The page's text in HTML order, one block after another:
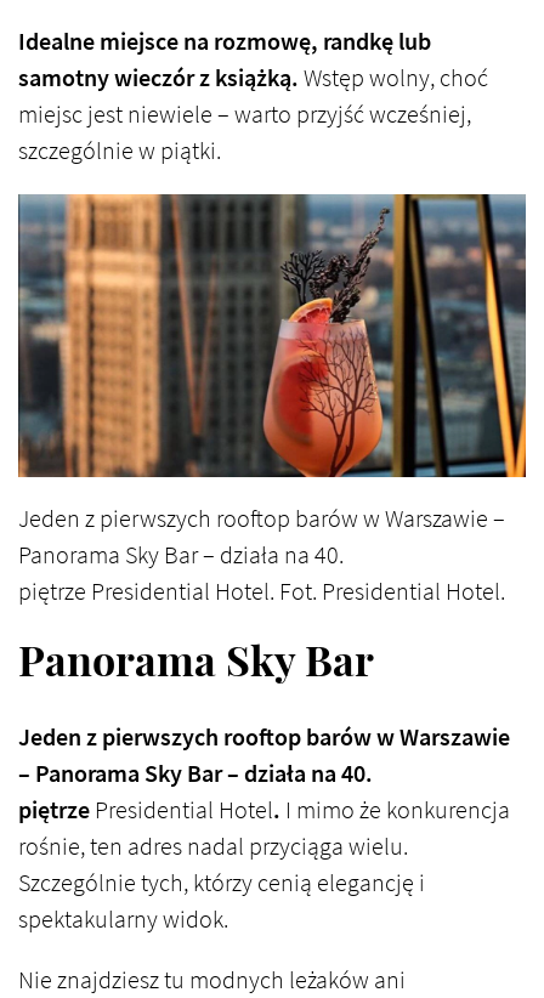
Idealne miejsce na rozmowę, randkę lub
samotny wieczór z książką.Wstęp wolny, choć
miejsc jest niewiele – warto przyjść wcześniej,
szczególnie w piątki.
Jeden z pierwszych rooftop barów w Warszawie –
Panorama Sky Bar – działa na 40.
piętrze Presidential Hotel. Fot. Presidential Hotel.
Panorama Sky Bar
Jeden z pierwszych rooftop barów w Warszawie
– Panorama Sky Bar – działa na 40.
piętrze Presidential Hotel. I mimo że konkurencja
rośnie, ten adres nadal przyciąga wielu.
Szczególnie tych, którzy cenią elegancję i
spektakularny widok.
Nie znajdziesz tu modnych leżaków ani